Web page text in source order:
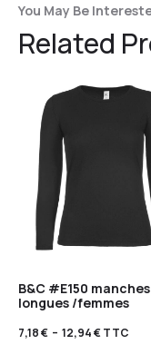
You May Be
Related
B&C #E150 manches
longues /femmes
7,18€ – 12,94€TTC